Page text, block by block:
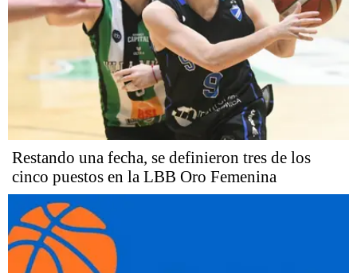
Restando una fecha, se definieron tres de los
cinco puestos en la LBB Oro Femenina